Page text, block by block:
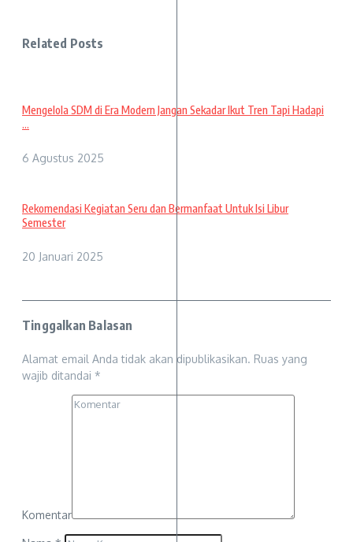
Related Posts
Mengelola SDM di Era Modern Jangan Sekadar Ikut Tren Tapi Hadapi
...
6 Agustus 2025
Rekomendasi Kegiatan Seru dan Bermanfaat Untuk Isi Libur
Semester
20 Januari 2025
Tinggalkan Balasan
Alamat email Anda tidak akan dipublikasikan. Ruas yang
wajib ditandai *
Komentar